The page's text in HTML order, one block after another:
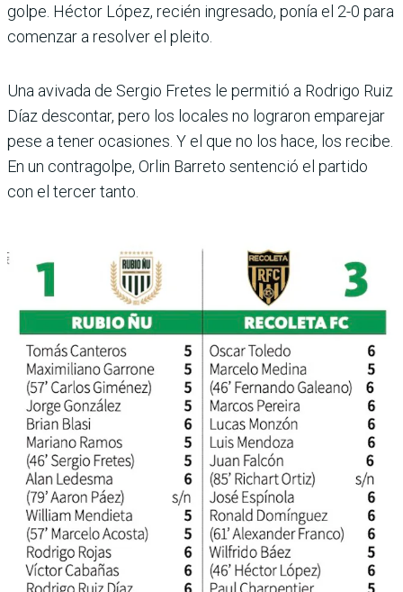
golpe. Héctor López, recién ingresado, ponía el 2-0 para
comenzar a resolver el pleito.
Una avivada de Sergio Fretes le permitió a Rodrigo Ruiz
Díaz descontar, pero los locales no lograron emparejar
pese a tener ocasiones. Y el que no los hace, los recibe.
En un contra­golpe, Orlin Barreto sentenció el partido
con el tercer tanto.